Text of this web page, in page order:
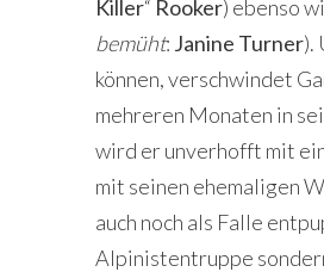
Killer“ Rooker) ebenso
bemüht: Janine Turner).
können, verschwindet
mehreren Monaten in
wird er unverhofft mit
mit seinen ehemaligen
auch noch als Falle
Alpinistentruppe